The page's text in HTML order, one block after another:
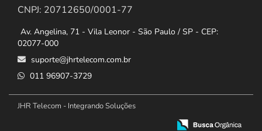
CNPJ: 20712650/0001-77
Av. Angelina, 71 - Vila Leonor - São Paulo / SP - CEP:
02077-000
suporte@jhrtelecom.com.br
011 96907-3729
JHR Telecom - Integrando Soluções